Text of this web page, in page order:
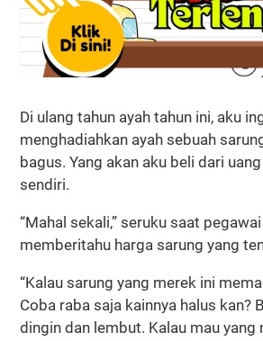
Di ulang tahun ayah tahun ini, aku
menghadiahkan ayah sebuah
bagus. Yang akan aku beli dari
sendiri.
“Mahal sekali,” seruku saat
memberitahu harga sarung yang
“Kalau sarung yang merek ini
Coba raba saja kainnya halus kan?
dingin dan lembut. Kalau mau yang